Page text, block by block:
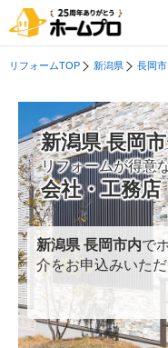
リフォームTOP 新潟県 長岡市
新潟県 長岡市
リフォームが得意
会社・工務
新潟県 長岡市内で
介をお申込みいた